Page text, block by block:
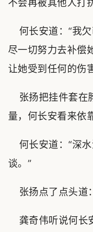
不会再被其他人打
何长安道：“我
尽一切努力去补偿
让她受到任何的伤
张扬把挂件套在
量，何长安看来依
何长安道：“深
谈。”
张扬点了点头道
龚奇伟听说何长